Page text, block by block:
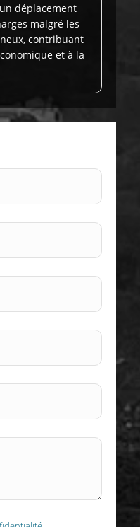
déplacement
malgré les
contribuant
et à la